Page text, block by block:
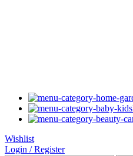
Wishlist
Login / Register